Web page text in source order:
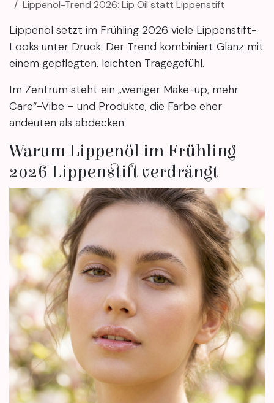
Lippenöl-Trend 2026: Lip Oil statt Lippenstift
Lippenöl setzt im Frühling 2026 viele Lippenstift-
Looks unter Druck: Der Trend kombiniert Glanz mit
einem gepflegten, leichten Tragegefühl.
Im Zentrum steht ein „weniger Make-up, mehr
Care“-Vibe – und Produkte, die Farbe eher
andeuten als abdecken.
Warum Lippenöl im Frühling
2026 Lippenstift verdrängt